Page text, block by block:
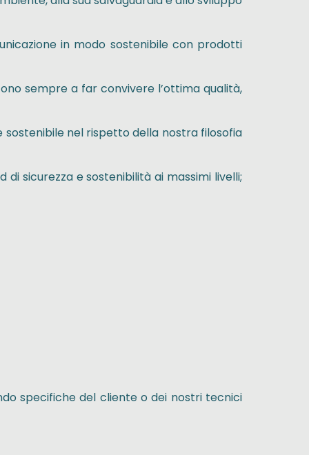
in modo sostenibile con prodotti
sempre a far convivere l’ottima qualità,
nel rispetto della nostra filosofia
sicurezza e sostenibilità ai massimi livelli;
specifiche del cliente o dei nostri tecnici